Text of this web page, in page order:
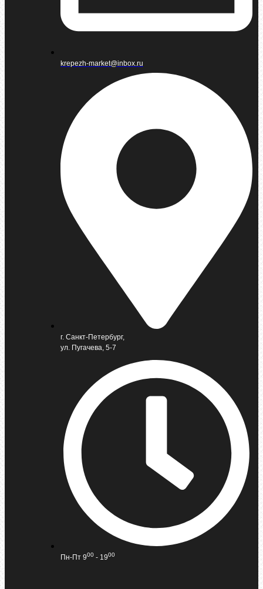
krepezh-market@inbox.ru
г. Санкт-Петербург,
ул. Пугачева, 5-7
Пн-Пт 900 - 1900